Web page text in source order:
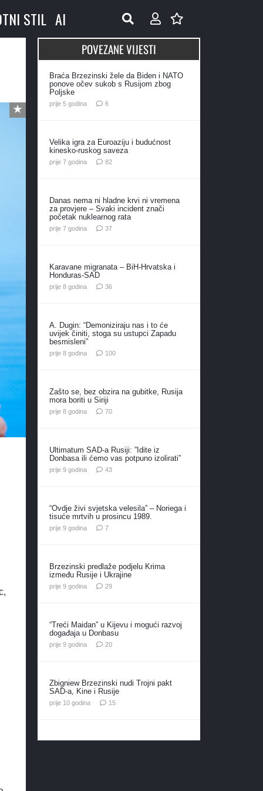
STIL AI
POVEZANE VIJESTI
Braća Brzezinski žele da Biden i NATO
ponove očev sukob s Rusijom zbog
Poljske
prije 5 godina 6komentara
Velika igra za Euroaziju i budućnost
kinesko-ruskog saveza
prije 7 godina 82komentara
Danas nema ni hladne krvi ni vremena
za provjere – Svaki incident znači
početak nuklearnog rata
prije 7 godina 37komentara
Karavane migranata – BiH-Hrvatska i
Honduras-SAD
prije 8 godina 36komentara
A. Dugin: “Demoniziraju nas i to će
uvijek činiti, stoga su ustupci Zapadu
besmisleni”
prije 8 godina 100komentara
Zašto se, bez obzira na gubitke, Rusija
mora boriti u Siriji
prije 8 godina 70komentara
Ultimatum SAD-a Rusiji: ”Idite iz
Donbasa ili ćemo vas potpuno izolirati”
prije 9 godina 43komentara
“Ovdje živi svjetska velesila” – Noriega i
tisuće mrtvih u prosincu 1989.
prije 9 godina 7komentara
Brzezinski predlaže podjelu Krima
između Rusije i Ukrajine
prije 9 godina 29komentara
“Treći Maidan” u Kijevu i mogući razvoj
događaja u Donbasu
prije 9 godina 20komentara
Zbigniew Brzezinski nudi Trojni pakt
SAD-a, Kine i Rusije
prije 10 godina 15komentara